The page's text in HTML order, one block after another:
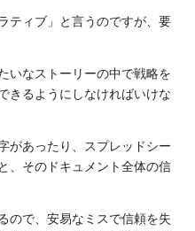
ティブ」と言うのですが、要
いなストーリーの中で戦略を
きるようにしなければいけな
があったり、スプレッドシー
、そのドキュメント全体の信
ので、安易なミスで信頼を失